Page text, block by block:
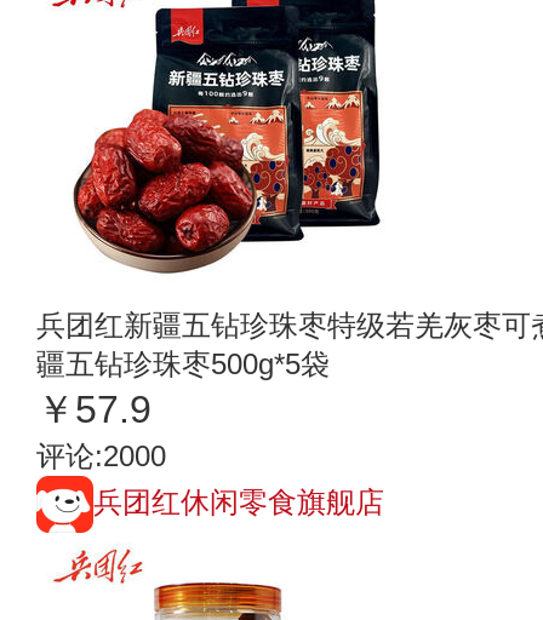
兵团红新疆五钻珍珠枣特级若羌灰枣
疆五钻珍珠枣500g*5袋
￥57.9
评论:2000
兵团红休闲零食旗舰店